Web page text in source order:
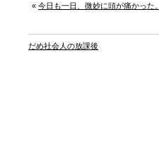
« 今日も一日、微妙に頭が痛かった。
だめ社会人の放課後